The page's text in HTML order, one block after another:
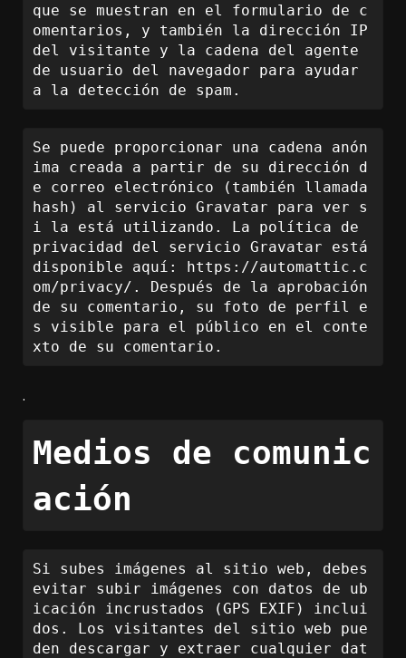
que se muestran en el formulario de c
omentarios, y también la dirección IP
del visitante y la cadena del agente
de usuario del navegador para ayudar
a la detección de spam.
Se puede proporcionar una cadena anón
ima creada a partir de su dirección d
e correo electrónico (también llamada
hash) al servicio Gravatar para ver s
i la está utilizando. La política de
privacidad del servicio Gravatar está
disponible aquí: https://automattic.c
om/privacy/. Después de la aprobación
de su comentario, su foto de perfil e
s visible para el público en el conte
xto de su comentario.
.
Medios de comunic
ación
Si subes imágenes al sitio web, debes
evitar subir imágenes con datos de ub
icación incrustados (GPS EXIF) inclui
dos. Los visitantes del sitio web pue
den descargar y extraer cualquier dat